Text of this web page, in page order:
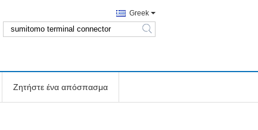
Greek
search
Ζητήστε ένα απόσπασμα